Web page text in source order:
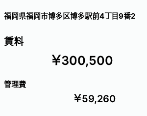
福岡県福岡市博多区博多駅前4丁目9番2
賃料
￥300,500
管理費
￥59,260